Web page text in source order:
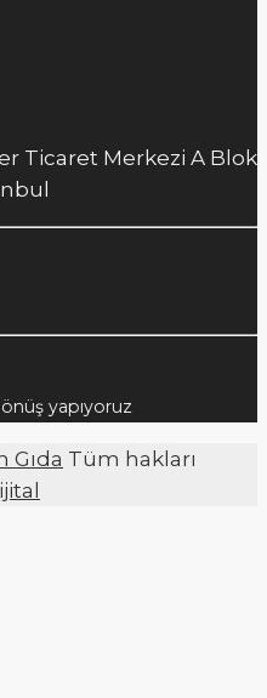
Ticaret Merkezi A Blok
yapıyoruz
Gıda Tüm hakları